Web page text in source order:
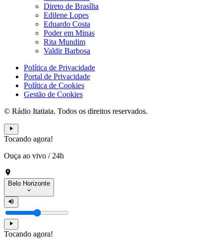
Direto de Brasília
Edilene Lopes
Eduardo Costa
Poder em Minas
Rita Mundim
Valdir Barbosa
Política de Privacidade
Portal de Privacidade
Política de Cookies
Gestão de Cookies
© Rádio Itatiaia. Todos os direitos reservados.
Tocando agora!
Ouça ao vivo / 24h
Belo Horizonte
Tocando agora!